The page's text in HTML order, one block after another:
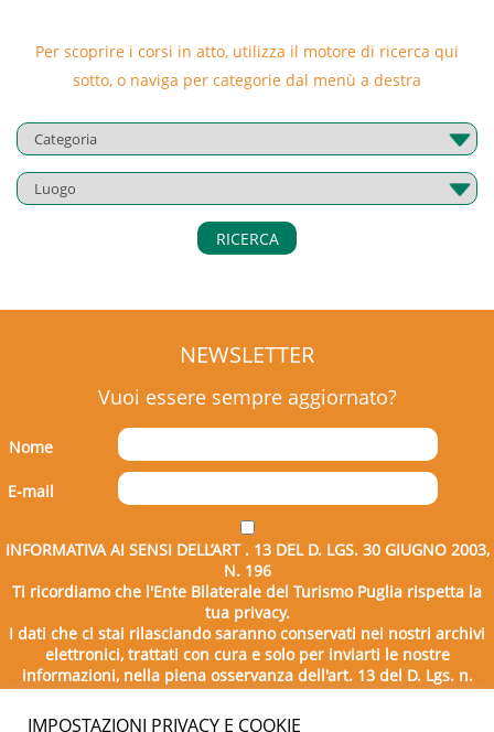
Per scoprire i corsi in atto, utilizza il motore di ricerca qui
sotto, o naviga per categorie dal menù a destra
RICERCA
NEWSLETTER
Vuoi essere sempre aggiornato?
Nome
E-mail
INFORMATIVA AI SENSI DELL’ART . 13 DEL D. LGS. 30 GIUGNO 2003,
N. 196
Ti ricordiamo che l'Ente Bilaterale del Turismo Puglia rispetta la
tua privacy.
I dati che ci stai rilasciando saranno conservati nei nostri archivi
elettronici, trattati con cura e solo per inviarti le nostre
informazioni, nella piena osservanza dell'art. 13 del D. Lgs. n.
196/2003.
IMPOSTAZIONI PRIVACY E COOKIE